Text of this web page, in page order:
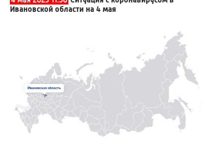
Ивановской области на 4 мая